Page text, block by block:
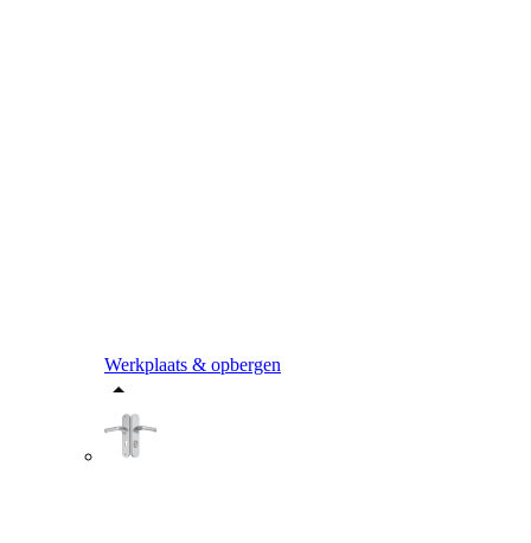
Werkplaats & opbergen